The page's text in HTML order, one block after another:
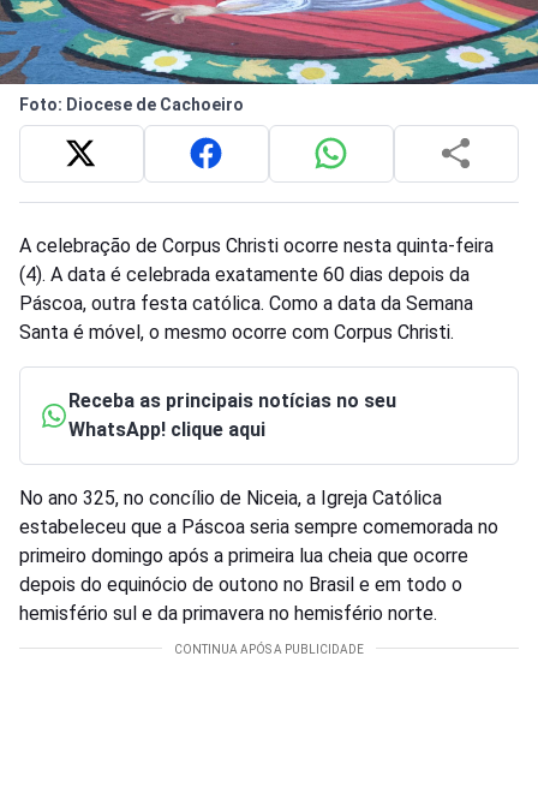
Foto: Diocese de Cachoeiro
A celebração de Corpus Christi ocorre nesta quinta-feira
(4). A data é celebrada exatamente 60 dias depois da
Páscoa, outra festa católica. Como a data da Semana
Santa é móvel, o mesmo ocorre com Corpus Christi.
Receba as principais notícias no seu
WhatsApp! clique aqui
No ano 325, no concílio de Niceia, a Igreja Católica
estabeleceu que a Páscoa seria sempre comemorada no
primeiro domingo após a primeira lua cheia que ocorre
depois do equinócio de outono no Brasil e em todo o
hemisfério sul e da primavera no hemisfério norte.